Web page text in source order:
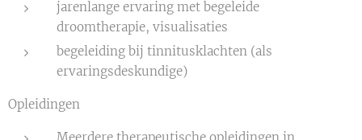
jarenlange ervaring met begeleide
droomtherapie, visualisaties
begeleiding bij tinnitusklachten (als
ervaringsdeskundige)
Opleidingen